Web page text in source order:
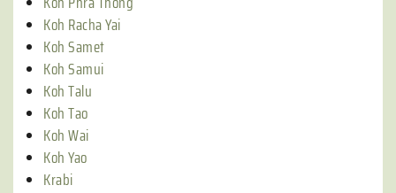
Koh Racha Yai
Koh Samet
Koh Samui
Koh Talu
Koh Tao
Koh Wai
Koh Yao
Krabi